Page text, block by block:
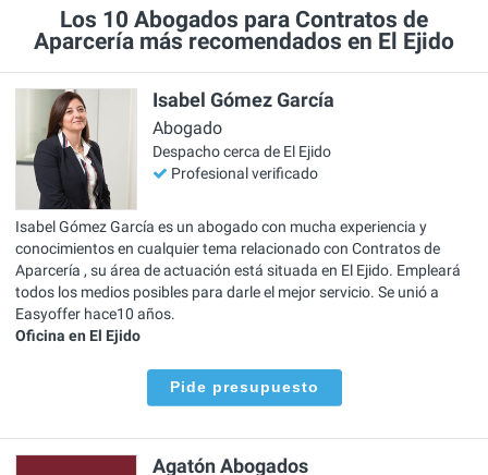
Los 10 Abogados para Contratos de
Aparcería más recomendados en El Ejido
Isabel Gómez García
Abogado
Despacho cerca de El Ejido
Profesional verificado
Isabel Gómez García es un abogado con mucha experiencia y
conocimientos en cualquier tema relacionado con Contratos de
Aparcería , su área de actuación está situada en El Ejido. Empleará
todos los medios posibles para darle el mejor servicio. Se unió a
Easyoffer hace10 años.
Oficina en El Ejido
Pide presupuesto
Agatón Abogados